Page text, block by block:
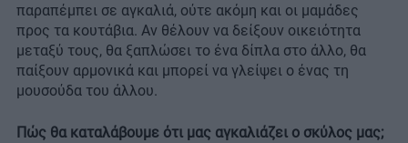
παραπέμπει σε αγκαλιά, ούτε ακόμη και οι μαμάδες
προς τα κουτάβια. Αν θέλουν να δείξουν οικειότητα
μεταξύ τους, θα ξαπλώσει το ένα δίπλα στο άλλο, θα
παίξουν αρμονικά και μπορεί να γλείψει ο ένας τη
μουσούδα του άλλου.
Πώς θα καταλάβουμε ότι μας αγκαλιάζει ο σκύλος μας;